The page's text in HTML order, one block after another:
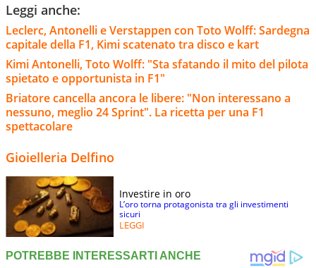
Leggi anche:
Leclerc, Antonelli e Verstappen con Toto Wolff: Sardegna
capitale della F1, Kimi scatenato tra disco e kart
Kimi Antonelli, Toto Wolff: "Sta sfatando il mito del pilota
spietato e opportunista in F1"
Briatore cancella ancora le libere: "Non interessano a
nessuno, meglio 24 Sprint". La ricetta per una F1
spettacolare
Gioielleria Delfino
Investire in oro
L’oro torna protagonista tra gli investimenti
sicuri
LEGGI